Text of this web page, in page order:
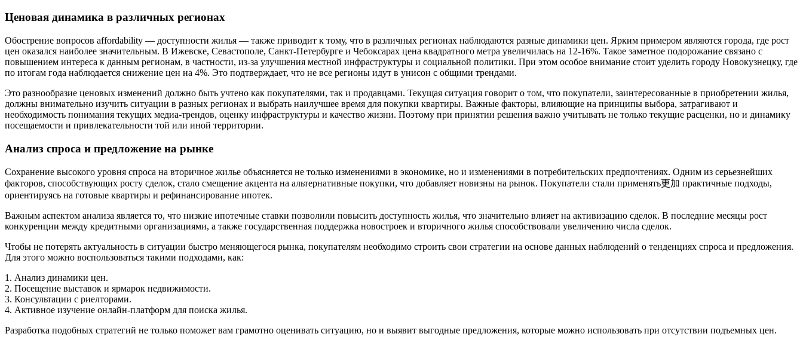
Ценовая динамика в различных регионах
Обострение вопросов affordability — доступности жилья — также приводит к тому, что в различных регионах наблюдаются разные динамики цен. Ярким примером являются города, где рост
цен оказался наиболее значительным. В Ижевске, Севастополе, Санкт-Петербурге и Чебоксарах цена квадратного метра увеличилась на 12-16%. Такое заметное подорожание связано с
повышением интереса к данным регионам, в частности, из-за улучшения местной инфраструктуры и социальной политики. При этом особое внимание стоит уделить городу Новокузнецку, где
по итогам года наблюдается снижение цен на 4%. Это подтверждает, что не все регионы идут в унисон с общими трендами.
Это разнообразие ценовых изменений должно быть учтено как покупателями, так и продавцами. Текущая ситуация говорит о том, что покупатели, заинтересованные в приобретении жилья,
должны внимательно изучить ситуации в разных регионах и выбрать наилучшее время для покупки квартиры. Важные факторы, влияющие на принципы выбора, затрагивают и
необходимость понимания текущих медиа-трендов, оценку инфраструктуры и качество жизни. Поэтому при принятии решения важно учитывать не только текущие расценки, но и динамику
посещаемости и привлекательности той или иной территории.
Анализ спроса и предложение на рынке
Сохранение высокого уровня спроса на вторичное жилье объясняется не только изменениями в экономике, но и изменениями в потребительских предпочтениях. Одним из серьезнейших
факторов, способствующих росту сделок, стало смещение акцента на альтернативные покупки, что добавляет новизны на рынок. Покупатели стали применять更加 практичные подходы,
ориентируясь на готовые квартиры и рефинансирование ипотек.
Важным аспектом анализа является то, что низкие ипотечные ставки позволили повысить доступность жилья, что значительно влияет на активизацию сделок. В последние месяцы рост
конкуренции между кредитными организациями, а также государственная поддержка новостроек и вторичного жилья способствовали увеличению числа сделок.
Чтобы не потерять актуальность в ситуации быстро меняющегося рынка, покупателям необходимо строить свои стратегии на основе данных наблюдений о тенденциях спроса и предложения.
Для этого можно воспользоваться такими подходами, как:
1. Анализ динамики цен.
2. Посещение выставок и ярмарок недвижимости.
3. Консультации с риелторами.
4. Активное изучение онлайн-платформ для поиска жилья.
Разработка подобных стратегий не только поможет вам грамотно оценивать ситуацию, но и выявит выгодные предложения, которые можно использовать при отсутствии подъемных цен.